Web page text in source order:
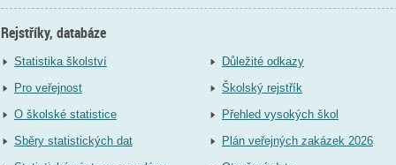
Rejstříky, databáze
Statistika školství
Pro veřejnost
O školské statistice
Sběry statistických dat
Důležité odkazy
Školský rejstřík
Přehled vysokých škol
Plán veřejných zakázek 2026